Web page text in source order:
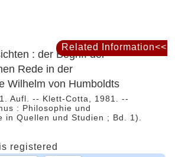
: der Begriff der
Rede in der
Wilhelm von Humboldts
Aufl. -- Klett-Cotta, 1981. --
: Philosophie und
in Quellen und Studien ; Bd. 1).
registered
Related Information<<